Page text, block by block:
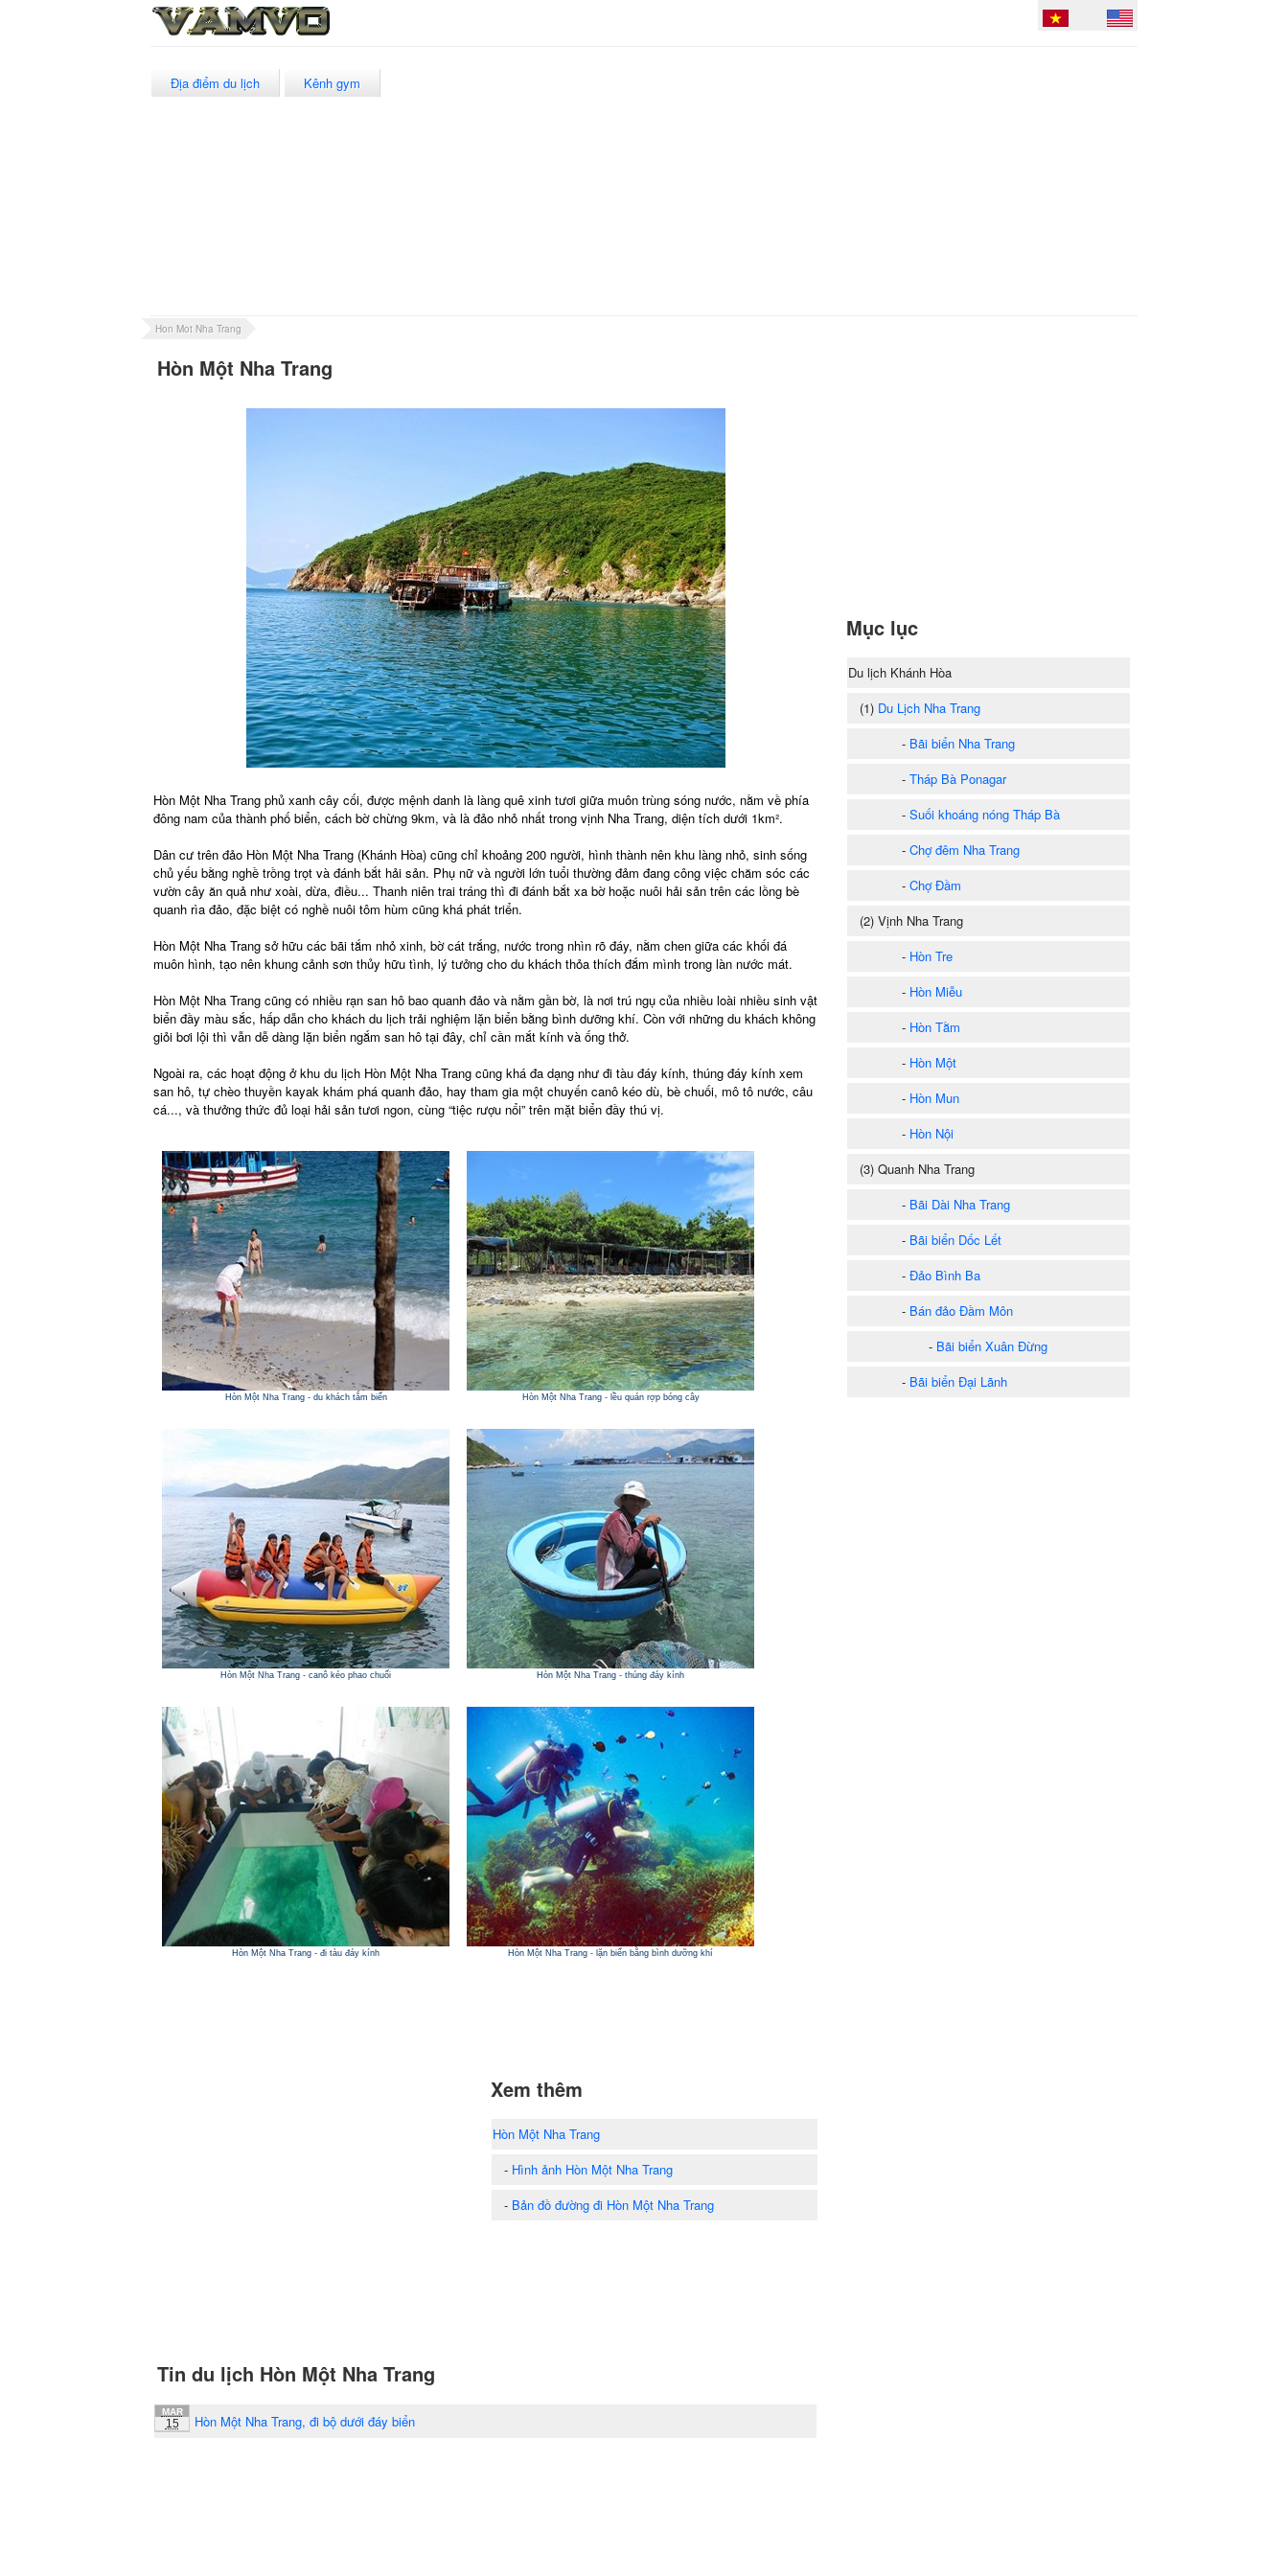
Địa điểm du lịch Kênh gym
Hon Mot Nha Trang
Hòn Một Nha Trang
Hòn Một Nha Trang phủ xanh cây cối, được mệnh danh là làng quê xinh tươi giữa muôn trùng sóng nước, nằm về phía
đông nam của thành phố biển, cách bờ chừng 9km, và là đảo nhỏ nhất trong vịnh Nha Trang, diện tích dưới 1km².
Dân cư trên đảo Hòn Một Nha Trang (Khánh Hòa) cũng chỉ khoảng 200 người, hình thành nên khu làng nhỏ, sinh sống
chủ yếu bằng nghề trồng trọt và đánh bắt hải sản. Phụ nữ và người lớn tuổi thường đảm đang công việc chăm sóc các
vườn cây ăn quả như xoài, dừa, điều... Thanh niên trai tráng thì đi đánh bắt xa bờ hoặc nuôi hải sản trên các lồng bè
quanh rìa đảo, đặc biệt có nghề nuôi tôm hùm cũng khá phát triển.
Hòn Một Nha Trang sở hữu các bãi tắm nhỏ xinh, bờ cát trắng, nước trong nhìn rõ đáy, nằm chen giữa các khối đá
muôn hình, tạo nên khung cảnh sơn thủy hữu tình, lý tưởng cho du khách thỏa thích đắm mình trong làn nước mát.
Hòn Một Nha Trang cũng có nhiều rạn san hô bao quanh đảo và nằm gần bờ, là nơi trú ngụ của nhiều loài nhiều sinh vật
biển đầy màu sắc, hấp dẫn cho khách du lịch trải nghiệm lặn biển bằng bình dưỡng khí. Còn với những du khách không
giỏi bơi lội thì vẫn dễ dàng lặn biển ngắm san hô tại đây, chỉ cần mắt kính và ống thở.
Ngoài ra, các hoạt động ở khu du lịch Hòn Một Nha Trang cũng khá đa dạng như đi tàu đáy kính, thúng đáy kính xem
san hô, tự chèo thuyền kayak khám phá quanh đảo, hay tham gia một chuyến canô kéo dù, bè chuối, mô tô nước, câu
cá..., và thưởng thức đủ loại hải sản tươi ngon, cùng “tiệc rượu nổi” trên mặt biển đầy thú vị.
Hòn Một Nha Trang - du khách tắm biển Hòn Một Nha Trang - lều quán rợp bóng cây
Hòn Một Nha Trang - canô kéo phao chuối Hòn Một Nha Trang - thúng đáy kính
Hòn Một Nha Trang - đi tàu đáy kính Hòn Một Nha Trang - lặn biển bằng bình dưỡng khí
Xem thêm
Hòn Một Nha Trang
- Hình ảnh Hòn Một Nha Trang
- Bản đồ đường đi Hòn Một Nha Trang
Tin du lịch Hòn Một Nha Trang
MAR
15 Hòn Một Nha Trang, đi bộ dưới đáy biển
Mục lục
Du lịch Khánh Hòa
(1) Du Lịch Nha Trang
- Bãi biển Nha Trang
- Tháp Bà Ponagar
- Suối khoáng nóng Tháp Bà
- Chợ đêm Nha Trang
- Chợ Đầm
(2) Vịnh Nha Trang
- Hòn Tre
- Hòn Miễu
- Hòn Tằm
- Hòn Một
- Hòn Mun
- Hòn Nội
(3) Quanh Nha Trang
- Bãi Dài Nha Trang
- Bãi biển Dốc Lết
- Đảo Bình Ba
- Bán đảo Đầm Môn
- Bãi biển Xuân Đừng
- Bãi biển Đại Lãnh